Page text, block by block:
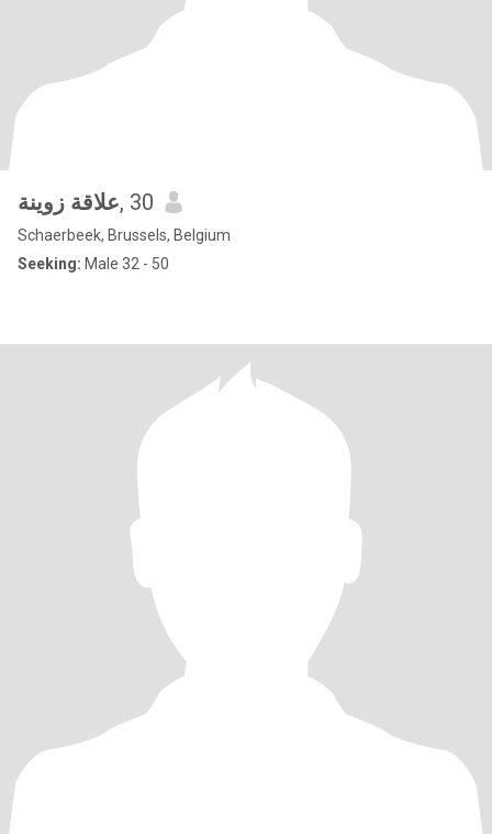
علاقة زوينة, 30
Schaerbeek, Brussels, Belgium
Seeking: Male 32 - 50